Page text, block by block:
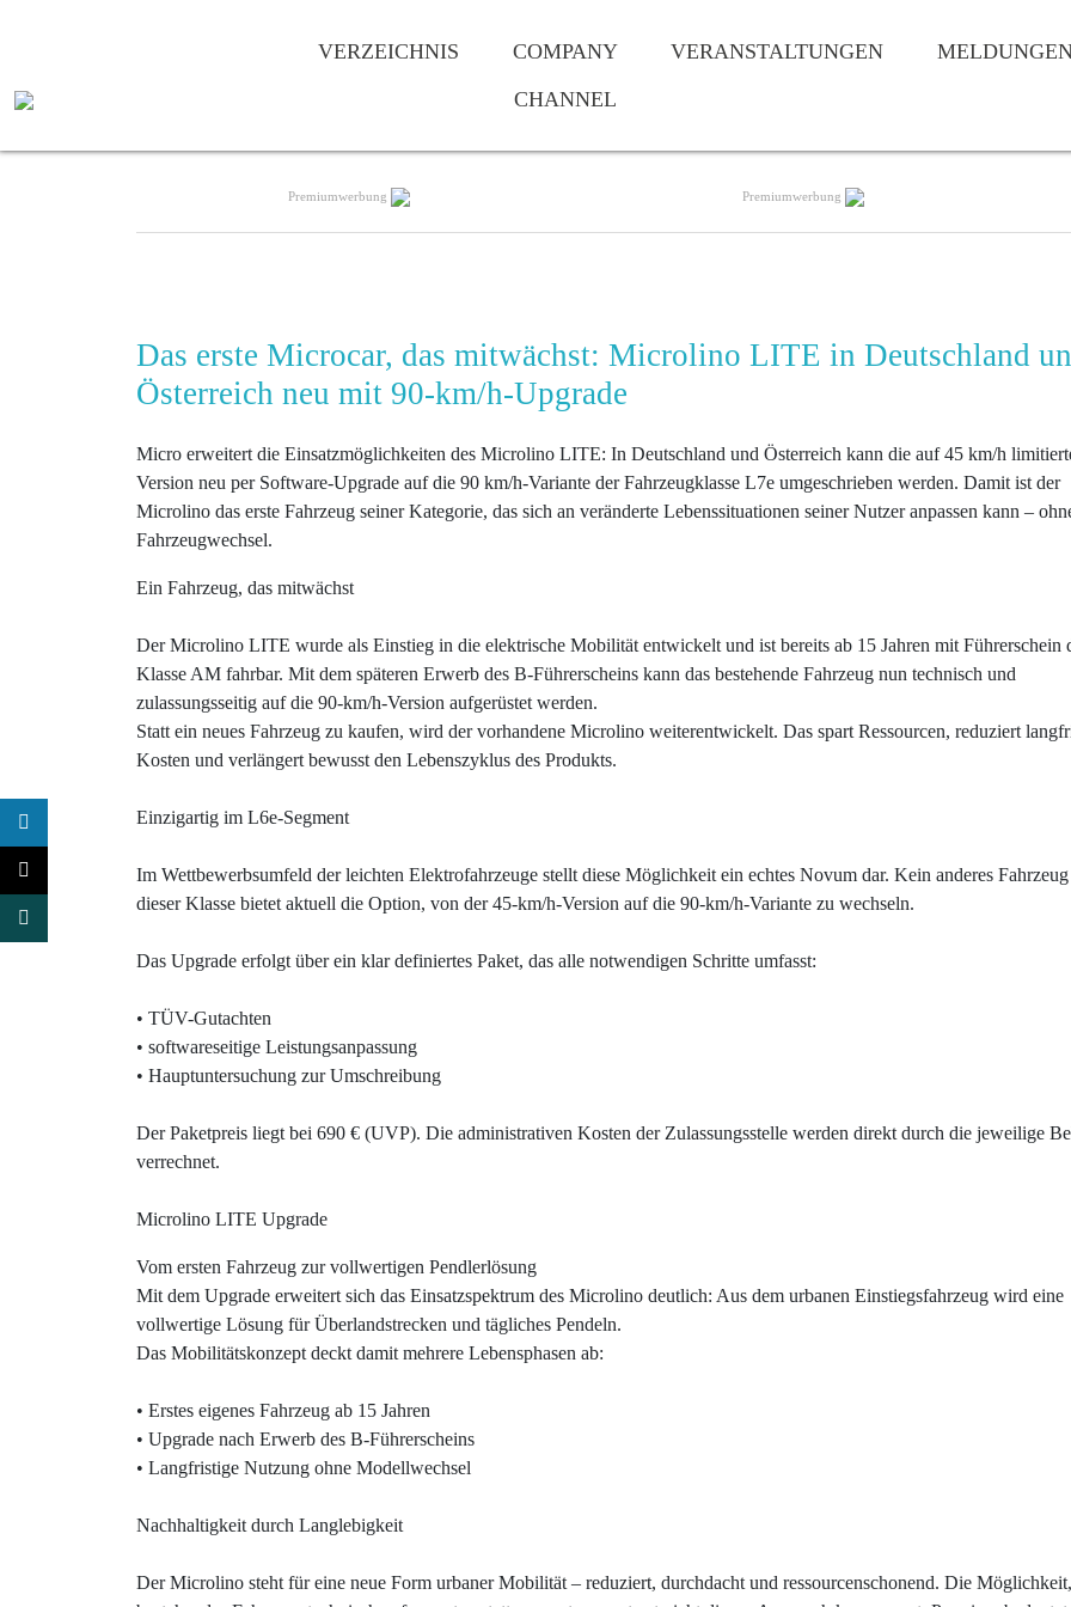
VERZEICHNIS
COMPANY
CHANNEL
VERANSTALTUNGEN
Premiumwerbung Premiumwerbung
Das erste Microcar, das mitwächst: Microlino LITE in Deutschland
Österreich neu mit 90-km/h-Upgrade
Micro erweitert die Einsatzmöglichkeiten des Microlino LITE: In Deutschland und Österreich kann die auf 45 km/h
Version neu per Software-Upgrade auf die 90 km/h-Variante der Fahrzeugklasse L7e umgeschrieben werden. Damit ist der
Microlino das erste Fahrzeug seiner Kategorie, das sich an veränderte Lebenssituationen seiner Nutzer anpassen kann –
Fahrzeugwechsel.
Ein Fahrzeug, das mitwächst
Der Microlino LITE wurde als Einstieg in die elektrische Mobilität entwickelt und ist bereits ab 15 Jahren mit Führerschein
Klasse AM fahrbar. Mit dem späteren Erwerb des B-Führerscheins kann das bestehende Fahrzeug nun technisch und
zulassungsseitig auf die 90-km/h-Version aufgerüstet werden.
Statt ein neues Fahrzeug zu kaufen, wird der vorhandene Microlino weiterentwickelt. Das spart Ressourcen, reduziert
Kosten und verlängert bewusst den Lebenszyklus des Produkts.
Einzigartig im L6e-Segment
Im Wettbewerbsumfeld der leichten Elektrofahrzeuge stellt diese Möglichkeit ein echtes Novum dar. Kein anderes
dieser Klasse bietet aktuell die Option, von der 45-km/h-Version auf die 90-km/h-Variante zu wechseln.
Das Upgrade erfolgt über ein klar definiertes Paket, das alle notwendigen Schritte umfasst:
• TÜV-Gutachten
• softwareseitige Leistungsanpassung
• Hauptuntersuchung zur Umschreibung
Der Paketpreis liegt bei 690 € (UVP). Die administrativen Kosten der Zulassungsstelle werden direkt durch die jeweilige
verrechnet.
Microlino LITE Upgrade
Vom ersten Fahrzeug zur vollwertigen Pendlerlösung
Mit dem Upgrade erweitert sich das Einsatzspektrum des Microlino deutlich: Aus dem urbanen Einstiegsfahrzeug wird eine
vollwertige Lösung für Überlandstrecken und tägliches Pendeln.
Das Mobilitätskonzept deckt damit mehrere Lebensphasen ab:
• Erstes eigenes Fahrzeug ab 15 Jahren
• Upgrade nach Erwerb des B-Führerscheins
• Langfristige Nutzung ohne Modellwechsel
Nachhaltigkeit durch Langlebigkeit
Der Microlino steht für eine neue Form urbaner Mobilität – reduziert, durchdacht und ressourcenschonend. Die